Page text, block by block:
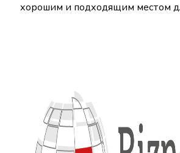
хорошим и подходящим местом